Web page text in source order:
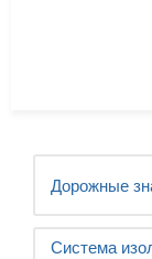
Дорожные
Система